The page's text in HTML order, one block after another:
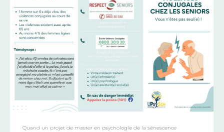
Quand un projet de master en psychologie de la sénescence